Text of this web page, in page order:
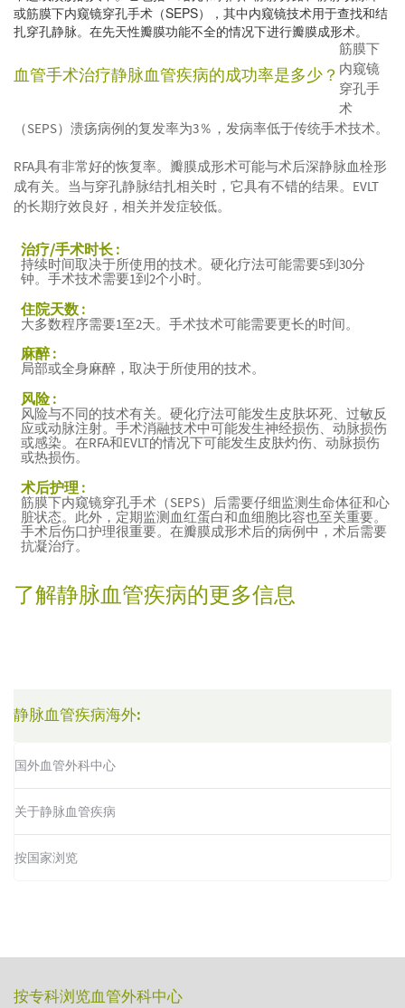
或筋膜下内窥镜穿孔手术（SEPS），其中内窥镜技术用于查找和结
扎穿孔静脉。在先天性瓣膜功能不全的情况下进行瓣膜成形术。
血管手术治疗静脉血管疾病的成功率是多少？
筋膜下
内窥镜
穿孔手
术
（SEPS）溃疡病例的复发率为3％，发病率低于传统手术技术。
RFA具有非常好的恢复率。瓣膜成形术可能与术后深静脉血栓形
成有关。当与穿孔静脉结扎相关时，它具有不错的结果。EVLT
的长期疗效良好，相关并发症较低。
治疗/手术时长 :
持续时间取决于所使用的技术。硬化疗法可能需要5到30分
钟。手术技术需要1到2个小时。
住院天数 :
大多数程序需要1至2天。手术技术可能需要更长的时间。
麻醉 :
局部或全身麻醉，取决于所使用的技术。
风险 :
风险与不同的技术有关。硬化疗法可能发生皮肤坏死、过敏反
应或动脉注射。手术消融技术中可能发生神经损伤、动脉损伤
或感染。在RFA和EVLT的情况下可能发生皮肤灼伤、动脉损伤
或热损伤。
术后护理 :
筋膜下内窥镜穿孔手术（SEPS）后需要仔细监测生命体征和心
脏状态。此外，定期监测血红蛋白和血细胞比容也至关重要。
手术后伤口护理很重要。在瓣膜成形术后的病例中，术后需要
抗凝治疗。
了解静脉血管疾病的更多信息
静脉血管疾病海外:
国外血管外科中心
关于静脉血管疾病
按国家浏览
按专科浏览血管外科中心